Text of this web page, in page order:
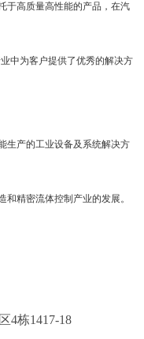
于高质量高性能的产品，在汽
中为客户提供了优秀的解决方
生产的工业设备及系统解决方
精密流体控制产业的发展。
4栋1417-18